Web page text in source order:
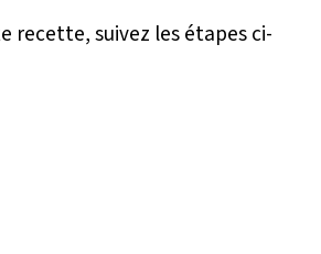
recette, suivez les étapes ci-